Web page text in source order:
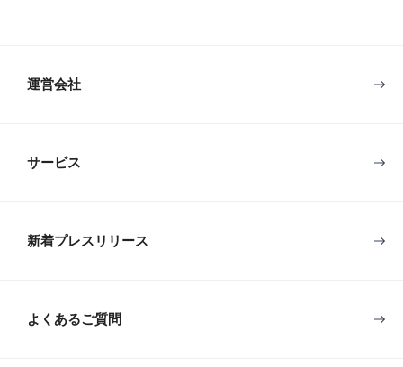
運営会社
サービス
新着プレスリリース
よくあるご質問